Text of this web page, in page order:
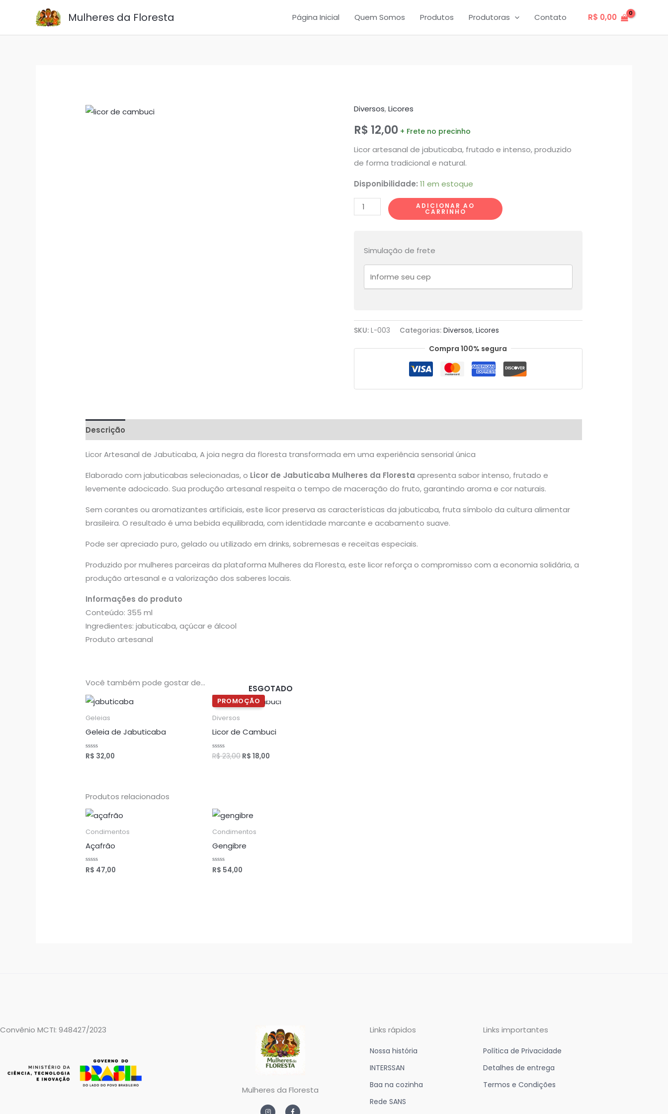
o
Mulheres da Floresta Página Inicial Quem Somos Produtos Produtoras Contato R$ 0,00
Diversos,Licores
R$ 12,00
Licor artesanal de jabuticaba, frutado e intenso, produzido
de forma tradicional e natural.
Disponibilidade: 11 em estoque
Licor
de
Jabuticaba
quantidade
ADICIONAR AO
CARRINHO
Simulação de frete
SKU: L-003 Categorias: Diversos, Licores
Descrição
Licor Artesanal de Jabuticaba, A joia negra da floresta transformada em uma experiência sensorial única
Elaborado com jabuticabas selecionadas, o Licor de Jabuticaba Mulheres da Floresta apresenta sabor intenso, frutado e
levemente adocicado. Sua produção artesanal respeita o tempo de maceração do fruto, garantindo aroma e cor naturais.
Sem corantes ou aromatizantes artificiais, este licor preserva as características da jabuticaba, fruta símbolo da cultura alimentar
brasileira. O resultado é uma bebida equilibrada, com identidade marcante e acabamento suave.
Pode ser apreciado puro, gelado ou utilizado em drinks, sobremesas e receitas especiais.
Produzido por mulheres parceiras da plataforma Mulheres da Floresta, este licor reforça o compromisso com a economia solidária, a
produção artesanal e a valorização dos saberes locais.
Informações do produto
Conteúdo: 355 ml
Ingredientes: jabuticaba, açúcar e álcool
Produto artesanal
Você também pode gostar de…
Geleias
Geleia de Jabuticaba
Avaliação
0
R$ 32,00
ESGOTADO
Diversos
Licor de Cambuci
Avaliação
0
R$23,00
O
preço
R$ 23,00.
R$ 18,00
O
preço
R$ 18,00.
Produtos relacionados
Condimentos
Açafrão
Avaliação
0
R$ 47,00
Condimentos
Gengibre
Avaliação
0
R$ 54,00
Convênio MCTI: 948427/2023
Mulheres da Floresta
I F
Links rápidos
Nossa história
INTERSSAN
Baa na cozinha
Rede SANS
Links importantes
Política de Privacidade
Detalhes de entrega
Termos e Condições